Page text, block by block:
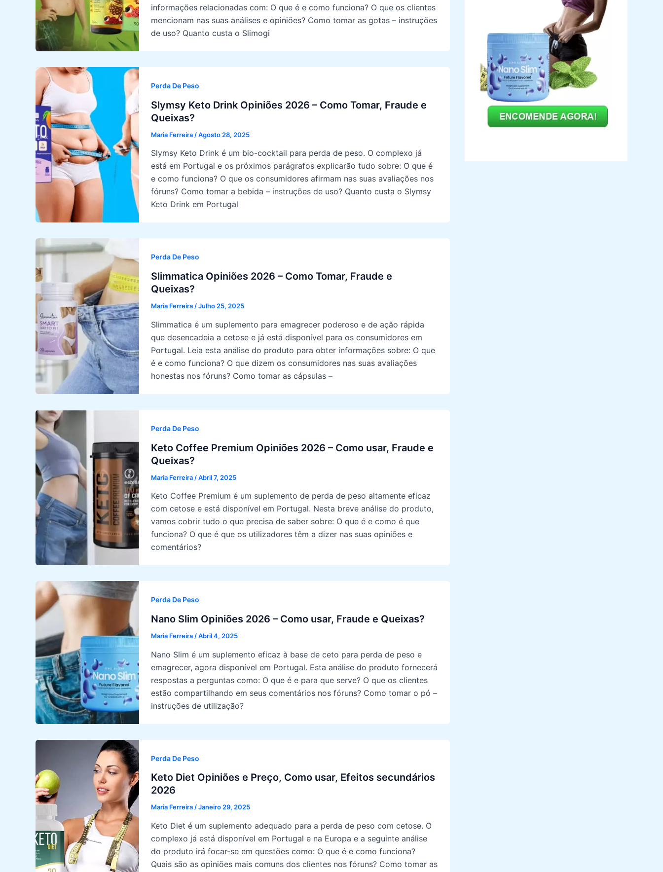
informações relacionadas com: O que é e como funciona? O que os clientes
mencionam nas suas análises e opiniões? Como tomar as gotas – instruções
de uso? Quanto custa o Slimogi
Perda De Peso
Slymsy Keto Drink Opiniões 2026 – Como Tomar, Fraude e
Queixas?
Maria Ferreira /Agosto 28, 2025
Slymsy Keto Drink é um bio-cocktail para perda de peso. O complexo já
está em Portugal e os próximos parágrafos explicarão tudo sobre: O que é
e como funciona? O que os consumidores afirmam nas suas avaliações nos
fóruns? Como tomar a bebida – instruções de uso? Quanto custa o Slymsy
Keto Drink em Portugal
Perda De Peso
Slimmatica Opiniões 2026 – Como Tomar, Fraude e
Queixas?
Maria Ferreira /Julho 25, 2025
Slimmatica é um suplemento para emagrecer poderoso e de ação rápida
que desencadeia a cetose e já está disponível para os consumidores em
Portugal. Leia esta análise do produto para obter informações sobre: O que
é e como funciona? O que dizem os consumidores nas suas avaliações
honestas nos fóruns? Como tomar as cápsulas –
Perda De Peso
Keto Coffee Premium Opiniões 2026 – Como usar, Fraude e
Queixas?
Maria Ferreira /Abril 7, 2025
Keto Coffee Premium é um suplemento de perda de peso altamente eficaz
com cetose e está disponível em Portugal. Nesta breve análise do produto,
vamos cobrir tudo o que precisa de saber sobre: O que é e como é que
funciona? O que é que os utilizadores têm a dizer nas suas opiniões e
comentários?
Perda De Peso
Nano Slim Opiniões 2026 – Como usar, Fraude e Queixas?
Maria Ferreira /Abril 4, 2025
Nano Slim é um suplemento eficaz à base de ceto para perda de peso e
emagrecer, agora disponível em Portugal. Esta análise do produto fornecerá
respostas a perguntas como: O que é e para que serve? O que os clientes
estão compartilhando em seus comentários nos fóruns? Como tomar o pó –
instruções de utilização?
Perda De Peso
Keto Diet Opiniões e Preço, Como usar, Efeitos secundários
2026
Maria Ferreira/Janeiro 29, 2025
Keto Diet é um suplemento adequado para a perda de peso com cetose. O
complexo já está disponível em Portugal e na Europa e a seguinte análise
do produto irá focar-se em questões como: O que é e como funciona?
Quais são as opiniões mais comuns dos clientes nos fóruns? Como tomar as